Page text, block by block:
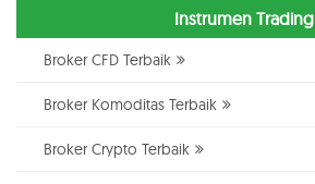
Instrumen Trading
Broker CFD Terbaik
Broker Komoditas Terbaik
Broker Crypto Terbaik